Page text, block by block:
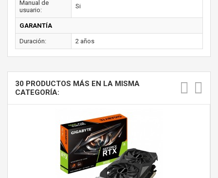
Manual de
usuario:
Si
GARANTÍA
Duración: 2 años
30 PRODUCTOS MÁS EN LA MISMA
CATEGORÍA: